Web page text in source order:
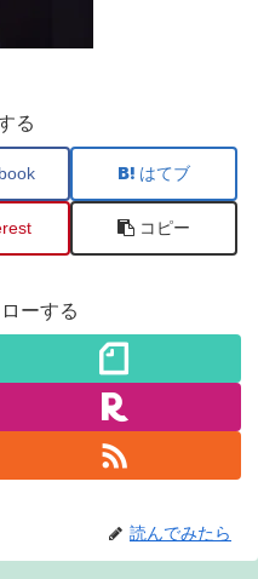
る
はてブ
コピー
ーする
読んでみたら